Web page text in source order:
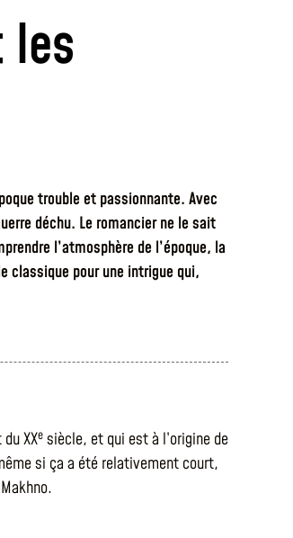
trouble et passionnante. Avec
déchu. Le romancier ne le sait
l’atmosphère de l’époque, la
classique pour une intrigue qui,
XXe siècle, et qui est à l’origine de
si ça a été relativement court,